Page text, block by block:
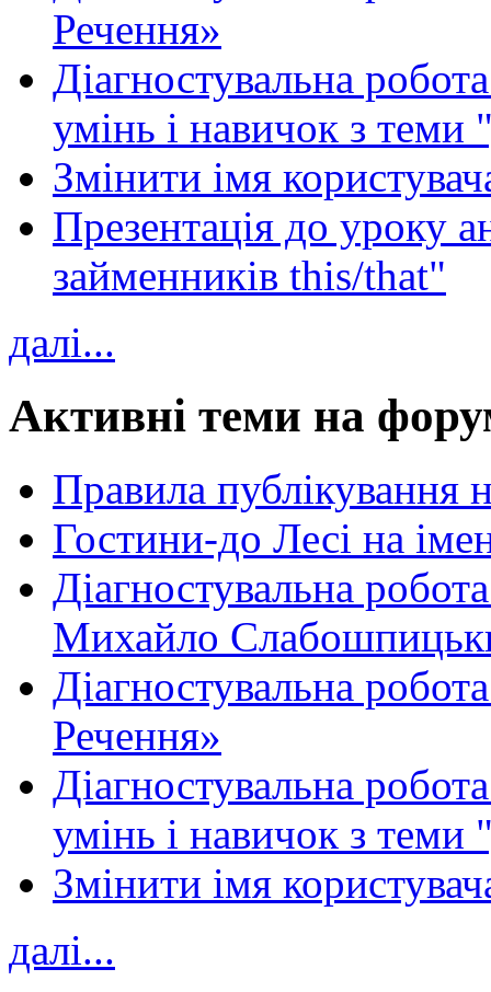
Речення»
Діагностувальна
умінь і навичок з теми
Змінити імя
Презентація до уроку
займенників this/that"
далі...
Активні теми на
Правила публікування
Гостини-до Лесі на
Діагностувальна
Михайло
Діагностувальна
Речення»
Діагностувальна
умінь і навичок з теми
Змінити імя
далі...